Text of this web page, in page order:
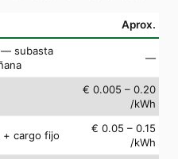
Aprox.
— subasta
—
€ 0.005 – 0.20
/kWh
+ cargo fijo
€ 0.05 – 0.15
/kWh